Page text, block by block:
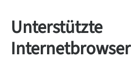
Unterstützte
Internetbrowser